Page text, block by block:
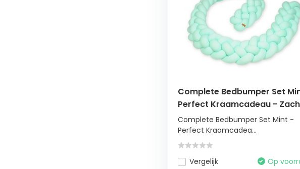
Complete Bedbumper Set
Perfect Kraamcadeau -
Ledikantbescherming
Complete Bedbumper Set Mint -
Perfect Kraamcadea...
Vergelijk Op